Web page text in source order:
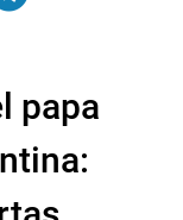
papa